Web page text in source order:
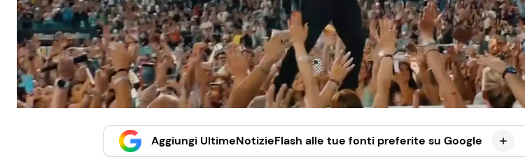
Aggiungi UltimeNotizieFlash alle tue fonti preferite su Google